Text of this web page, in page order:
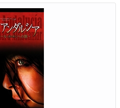
a